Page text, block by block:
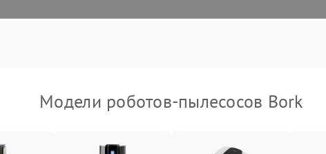
Модели роботов-пылесосов Bork